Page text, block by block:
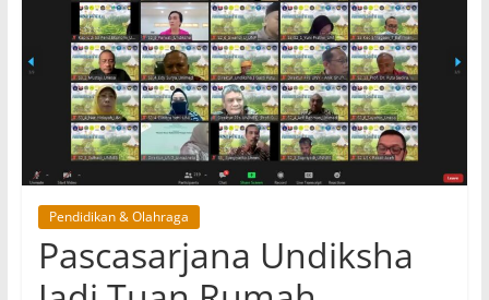
Pendidikan & Olahraga
Pascasarjana Undiksha